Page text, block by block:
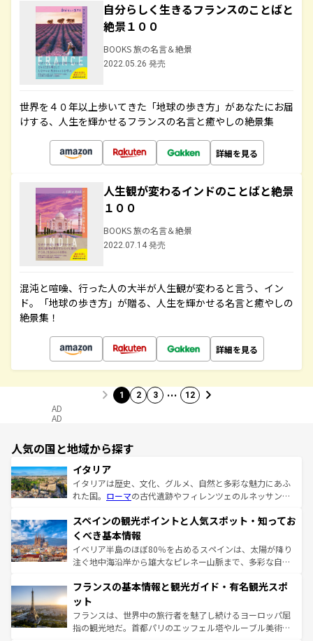
自分らしく生きるフランスのことばと
絶景１００
BOOKS 旅の名言＆絶景
2022.05.26 発売
世界を４０年以上歩いてきた「地球の歩き方」があなたにお届
けする、人生を輝かせるフランスの名言と癒やしの絶景集
詳細を見る
人生観が変わるインドのことばと絶景
１００
BOOKS 旅の名言＆絶景
2022.07.14 発売
混沌と喧噪、行った人の大半が人生観が変わると言う、イン
ド。「地球の歩き方」が贈る、人生を輝かせる名言と癒やしの
絶景集！
詳細を見る
1 2 3 … 12
AD
AD
人気の国と地域から探す
イタリア
イタリアは歴史、文化、グルメ、自然と多彩な魅力にあふ
れた国。 ローマの古代遺跡やフィレンツェのルネッサンス
ろん、トスカーナの美しい田園風景やアマルフィ海岸の絶
景など、自然景観も見逃せない。観光の合間には、本場の
ピザやパスタなど、絶品のイタリア料理を堪能することも
できる。朝目覚めてから夜眠るまで、すべての瞬間を楽し
なお、新着のイタリア情報はコンテンツ一覧を参照してほ
しい。
スペインの観光ポイントと人気スポット・知ってお
くべき基本情報
イベリア半島のほぼ80％を占めるスペインは、太陽が降り
注ぐ地中海沿岸から雄大なピレネー山脈まで、多彩な自然
文化が根付くこの国では、情熱的なフラメンコ、熱気あふ
れる闘牛、そして美味しいタパスが生活の一部となってい
る。首都マドリードの洗練された雰囲気や、バルセロナの
アートに溢れた街角から、地方では古代ローマ遺跡や中世
フランスの基本情報と観光ガイド・有名観光スポ
ット
フランスは、世界中の旅行者を魅了し続けるヨーロッパ屈
指の観光地だ。首都パリのエッフェル塔やルーブル美術館